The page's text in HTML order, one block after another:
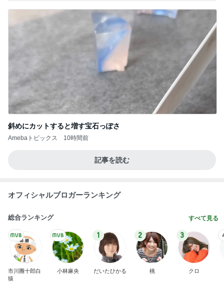
斜めにカットすると増す宝石っぽさ
Amebaトピックス 10時間前
記事を読む
オフィシャルブロガーランキング
総合ランキング すべて見る
市川團十郎白
猿
小林麻央
1
だいたひかる
2
桃
3
クロ